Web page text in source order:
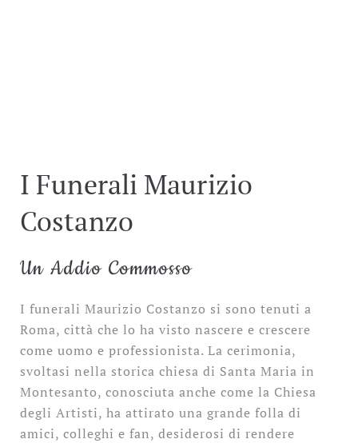
I Funerali Maurizio
Costanzo
Un Addio Commosso
I funerali Maurizio Costanzo si sono tenuti a
Roma, città che lo ha visto nascere e crescere
come uomo e professionista. La cerimonia,
svoltasi nella storica chiesa di Santa Maria in
Montesanto, conosciuta anche come la Chiesa
degli Artisti, ha attirato una grande folla di
amici, colleghi e fan, desiderosi di rendere